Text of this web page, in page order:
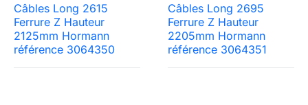
Câbles Long 2615
Ferrure Z Hauteur
2125mm Hormann
référence 3064350
Câbles Long 2695
Ferrure Z Hauteur
2205mm Hormann
référence 3064351